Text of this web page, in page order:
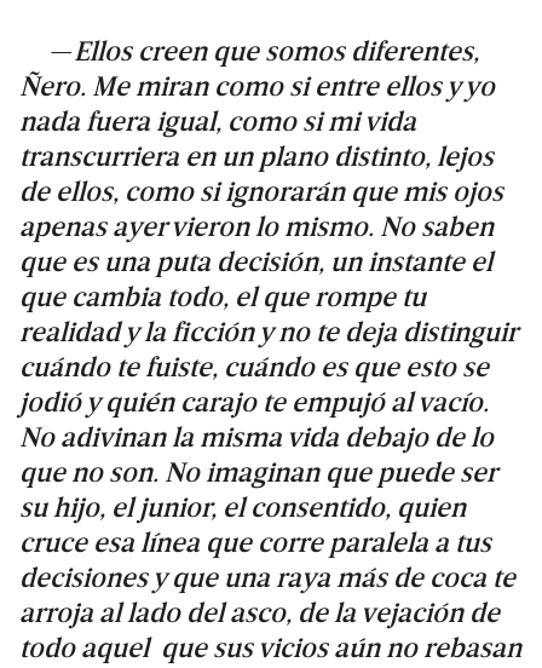
—Ellos creen que somos diferentes,
Ñero. Me miran como si entre ellos y yo
nada fuera igual, como si mi vida
transcurriera en un plano distinto, lejos
de ellos, como si ignorarán que mis ojos
apenas ayer vieron lo mismo. No saben
que es una puta decisión, un instante el
que cambia todo, el que rompe tu
realidad y la ficción y no te deja distinguir
cuándo te fuiste, cuándo es que esto se
jodió y quién carajo te empujó al vacío.
No adivinan la misma vida debajo de lo
que no son. No imaginan que puede ser
su hijo, el junior, el consentido, quien
cruce esa línea que corre paralela a tus
decisiones y que una raya más de coca te
arroja al lado del asco, de la vejación de
todo aquel que sus vicios aún no rebasan